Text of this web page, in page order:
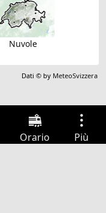
Nuvole
Dati © by MeteoSvizzera
Orario Più